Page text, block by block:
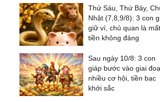
Thứ Sáu, Thứ Bảy,
Nhật (7,8,9/8): 3 con
giữ ví, chủ quan là mất
tiền không đáng
Sau ngày 10/8: 3 con
giáp bước vào giai
nhiều cơ hội, tiền bạc
khởi sắc